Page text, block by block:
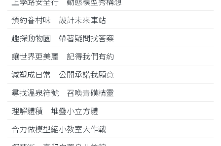
預約眷村味 設計未來車站
趣探動物園 帶著疑問找答案
讓世界更美麗 記得我們有約
減塑成日常 公開承諾我願意
尋找溫泉符號 召喚青磺精靈
理解體積 堆疊小立方體
合力做模型縮小教室大作戰